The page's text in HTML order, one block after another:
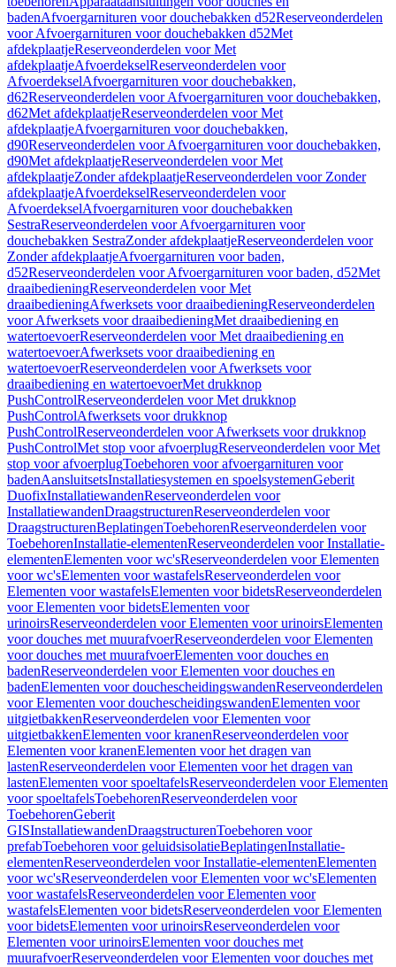
badenAfvoergarnituren voor douchebakken d52Reserveonderdelen
voor Afvoergarnituren voor douchebakken d52Met
afdekplaatjeReserveonderdelen voor Met
afdekplaatjeAfvoerdekselReserveonderdelen voor
AfvoerdekselAfvoergarnituren voor douchebakken,
d62Reserveonderdelen voor Afvoergarnituren voor douchebakken,
d62Met afdekplaatjeReserveonderdelen voor Met
afdekplaatjeAfvoergarnituren voor douchebakken,
d90Reserveonderdelen voor Afvoergarnituren voor douchebakken,
d90Met afdekplaatjeReserveonderdelen voor Met
afdekplaatjeZonder afdekplaatjeReserveonderdelen voor Zonder
afdekplaatjeAfvoerdekselReserveonderdelen voor
AfvoerdekselAfvoergarnituren voor douchebakken
SestraReserveonderdelen voor Afvoergarnituren voor
douchebakken SestraZonder afdekplaatjeReserveonderdelen voor
Zonder afdekplaatjeAfvoergarnituren voor baden,
d52Reserveonderdelen voor Afvoergarnituren voor baden, d52Met
draaibedieningReserveonderdelen voor Met
draaibedieningAfwerksets voor draaibedieningReserveonderdelen
voor Afwerksets voor draaibedieningMet draaibediening en
watertoevoerReserveonderdelen voor Met draaibediening en
watertoevoerAfwerksets voor draaibediening en
watertoevoerReserveonderdelen voor Afwerksets voor
draaibediening en watertoevoerMet drukknop
PushControlReserveonderdelen voor Met drukknop
PushControlAfwerksets voor drukknop
PushControlReserveonderdelen voor Afwerksets voor drukknop
PushControlMet stop voor afvoerplugReserveonderdelen voor Met
stop voor afvoerplugToebehoren voor afvoergarnituren voor
badenAansluitsetsInstallatiesystemen en spoelsystemenGeberit
DuofixInstallatiewandenReserveonderdelen voor
InstallatiewandenDraagstructurenReserveonderdelen voor
DraagstructurenBeplatingenToebehorenReserveonderdelen voor
ToebehorenInstallatie-elementenReserveonderdelen voor Installatie-
elementenElementen voor wc'sReserveonderdelen voor Elementen
voor wc'sElementen voor wastafelsReserveonderdelen voor
Elementen voor wastafelsElementen voor bidetsReserveonderdelen
voor Elementen voor bidetsElementen voor
urinoirsReserveonderdelen voor Elementen voor urinoirsElementen
voor douches met muurafvoerReserveonderdelen voor Elementen
voor douches met muurafvoerElementen voor douches en
badenReserveonderdelen voor Elementen voor douches en
badenElementen voor douchescheidingswandenReserveonderdelen
voor Elementen voor douchescheidingswandenElementen voor
uitgietbakkenReserveonderdelen voor Elementen voor
uitgietbakkenElementen voor kranenReserveonderdelen voor
Elementen voor kranenElementen voor het dragen van
lastenReserveonderdelen voor Elementen voor het dragen van
lastenElementen voor spoeltafelsReserveonderdelen voor Elementen
voor spoeltafelsToebehorenReserveonderdelen voor
ToebehorenGeberit
GISInstallatiewandenDraagstructurenToebehoren voor
prefabToebehoren voor geluidsisolatieBeplatingenInstallatie-
elementenReserveonderdelen voor Installatie-elementenElementen
voor wc'sReserveonderdelen voor Elementen voor wc'sElementen
voor wastafelsReserveonderdelen voor Elementen voor
wastafelsElementen voor bidetsReserveonderdelen voor Elementen
voor bidetsElementen voor urinoirsReserveonderdelen voor
Elementen voor urinoirsElementen voor douches met
muurafvoerReserveonderdelen voor Elementen voor douches met